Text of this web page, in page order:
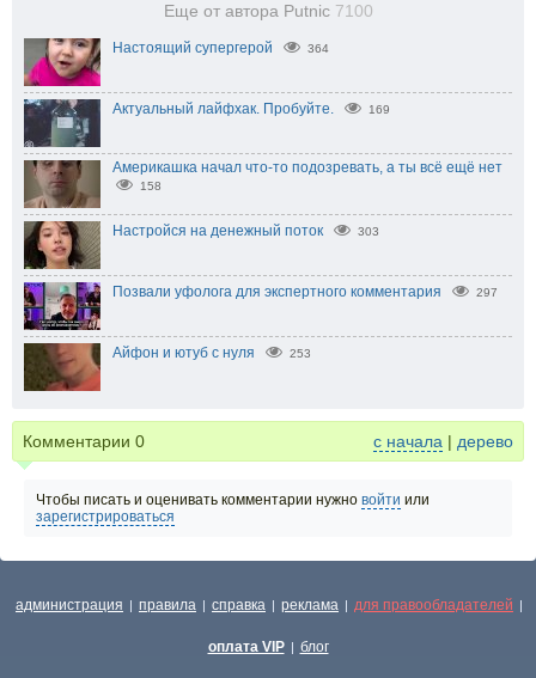
Еще от автора Putnic 7100
Настоящий супергерой 364
Актуальный лайфхак. Пробуйте. 169
Америкашка начал что-то подозревать, а ты всё ещё нет
158
Настройся на денежный поток 303
Позвали уфолога для экспертного комментария 297
Айфон и ютуб с нуля 253
Комментарии 0 с начала | дерево
Чтобы писать и оценивать комментарии нужно войти или
зарегистрироваться
администрация | правила | справка | реклама | для правообладателей |
оплата VIP | блог